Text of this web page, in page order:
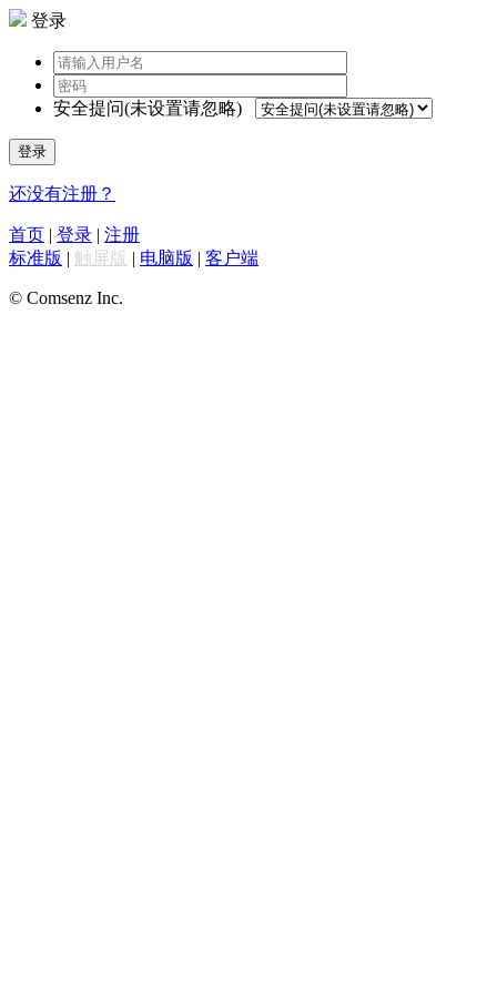
登录
安全提问(未设置请忽略)
登录
还没有注册？
首页 | 登录 | 注册
标准版 | 触屏版 | 电脑版 | 客户端
© Comsenz Inc.